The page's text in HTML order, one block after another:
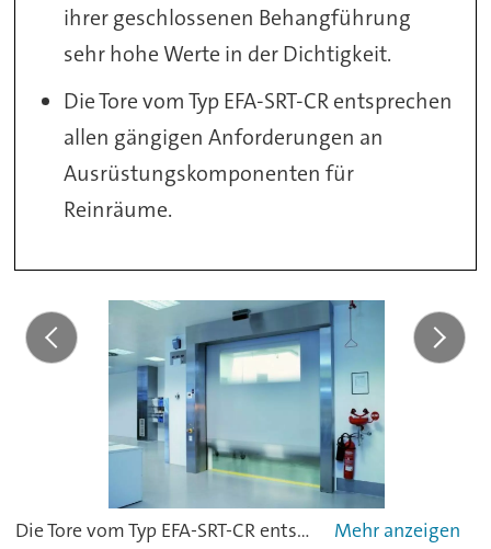
ihrer geschlossenen Behangführung
sehr hohe Werte in der Dichtigkeit.
Die Tore vom Typ EFA-SRT-CR entsprechen
allen gängigen Anforderungen an
Ausrüstungskomponenten für
Reinräume.
Die Tore vom Typ EFA-SRT-CR entsprechen allen gängigen Anforderungen an Ausrüstungskomponenten für Reinräume